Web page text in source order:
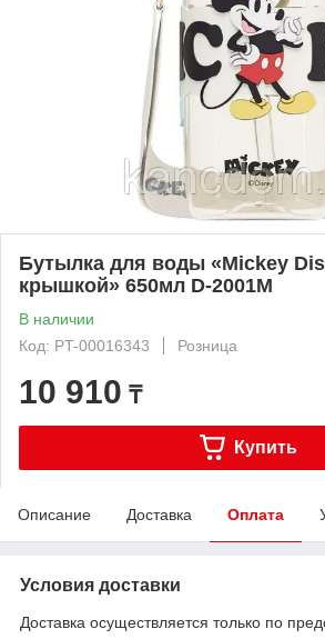
Бутылка для воды «Mickey
крышкой» 650мл D-2001M
В наличии
Код: PT-00016343
Розница
10 910 ₸
Купить
Описание Доставка Оплата
Условия доставки
Доставка осуществляется только по